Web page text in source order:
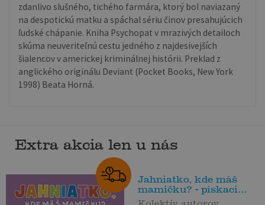
zdanlivo slušného, tichého farmára, ktorý bol naviazaný
na despotickú matku a spáchal sériu činov presahujúcich
ľudské chápanie. Kniha Psychopat v mrazivých detailoch
skúma neuveriteľnú cestu jedného z najdesivejších
šialencov v americkej kriminálnej histórii. Preklad z
anglického originálu Deviant (Pocket Books, New York
1998) Beata Horná.
Extra akcia len u nás
Jahniatko, kde máš
mamičku? - pískaci...
Kolektív autorov